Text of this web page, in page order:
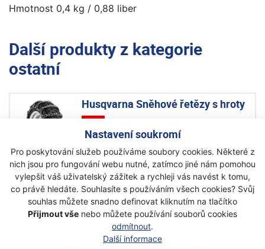
Nastavení soukromí
Pro poskytování služeb používáme soubory cookies. Některé z
nich jsou pro fungování webu nutné, zatímco jiné nám pomohou
vylepšit váš uživatelský zážitek a rychleji vás navést k tomu,
co právě hledáte. Souhlasíte s používáním všech cookies? Svůj
souhlas můžete snadno definovat kliknutím na tlačítko
Přijmout vše nebo můžete používání souborů cookies
odmítnout.
Další informace
Hmotnost 0,4 kg / 0,88 liber
Další produkty z kategorie
ostatní
Husqvarna Sněhové řetězy s hroty
Na objednávku
3 290 Kč s DPH
Peerless Sněhové řetězy pár
22x10-8